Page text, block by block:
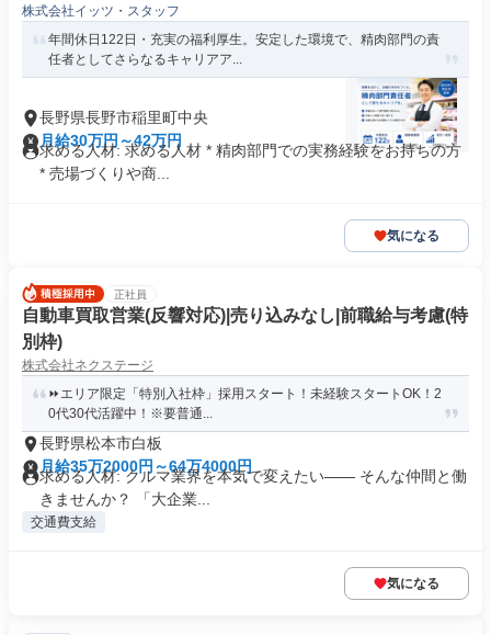
株式会社イッツ・スタッフ
年間休日122日・充実の福利厚生。安定した環境で、精肉部門の責
任者としてさらなるキャリアア...
長野県長野市稲里町中央
月給30万円～42万円
求める人材: 求める人材 * 精肉部門での実務経験をお持ちの方
* 売場づくりや商...
気になる
正社員
自動車買取営業(反響対応)|売り込みなし|前職給与考慮(特
別枠)
株式会社ネクステージ
⏩️エリア限定「特別入社枠」採用スタート！未経験スタートOK！2
0代30代活躍中！※要普通...
長野県松本市白板
月給35万2000円～64万4000円
求める人材: クルマ業界を本気で変えたい―― そんな仲間と働
きませんか？ 「大企業...
交通費支給
気になる